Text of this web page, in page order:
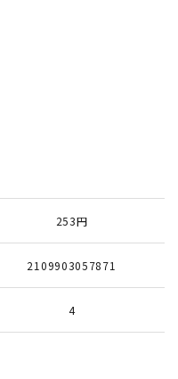
253円
2109903057871
4